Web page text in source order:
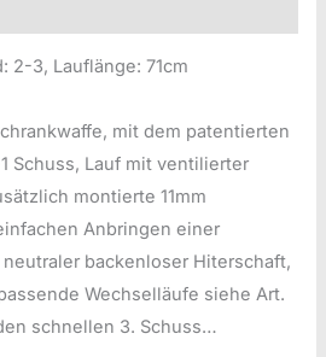
2-3, Lauflänge: 71cm
mit dem patentierten
Schuss, Lauf mit ventilierter
montierte 11mm
Anbringen einer
backenloser Hiterschaft,
Wechselläufe siehe Art.
schnellen 3. Schuss…